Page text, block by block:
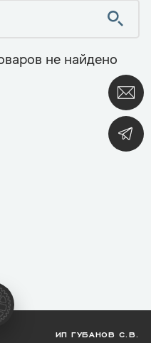
не найдено
ИП ГУБАНОВ С.В.